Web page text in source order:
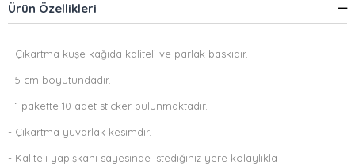
Ürün Özellikleri
- Çıkartma kuşe kağıda kaliteli ve parlak baskıdır.
- 5 cm boyutundadır.
- 1 pakette 10 adet sticker bulunmaktadır.
- Çıkartma yuvarlak kesimdir.
- Kaliteli yapışkanı sayesinde istediğiniz yere kolaylıkla